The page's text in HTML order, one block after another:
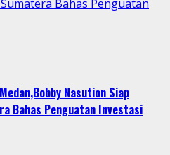
Bahas Penguatan
Nasution Siap
Bahas Penguatan Investasi